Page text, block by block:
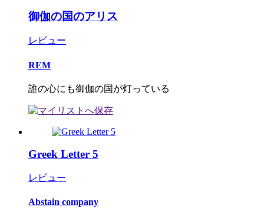
御伽の国のアリス
レビュー
REM
誰の心にも御伽の国が灯っている
Greek Letter 5
レビュー
Abstain company